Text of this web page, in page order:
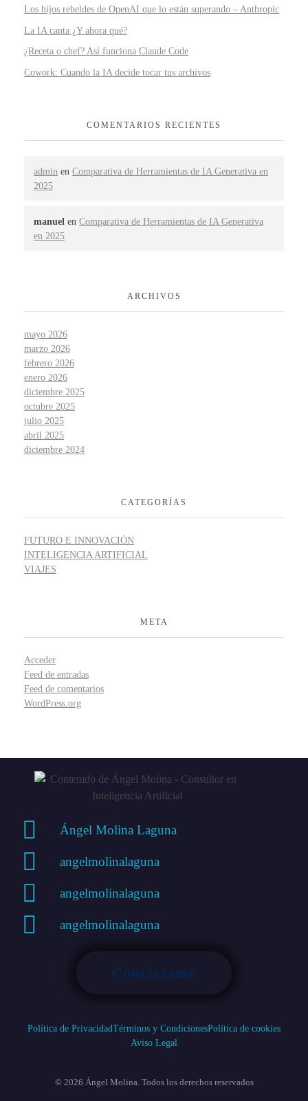
Los hijos rebeldes de OpenAI que lo están superando – Anthropic
La IA canta ¿Y ahora qué?
¿Receta o chef? Así funciona Claude Code
Cowork: Cuando la IA decide tocar tus archivos
COMENTARIOS RECIENTES
admin en Comparativa de Herramientas de IA Generativa en
2025
manuel en Comparativa de Herramientas de IA Generativa
en 2025
ARCHIVOS
mayo 2026
marzo 2026
febrero 2026
enero 2026
diciembre 2025
octubre 2025
julio 2025
abril 2025
diciembre 2024
CATEGORÍAS
FUTURO E INNOVACIÓN
INTELIGENCIA ARTIFICIAL
VIAJES
META
Acceder
Feed de entradas
Feed de comentarios
WordPress.org
Ángel Molina Laguna
angelmolinalaguna
angelmolinalaguna
angelmolinalaguna
Contáctame
Política de PrivacidadTérminos y CondicionesPolítica de cookies
Aviso Legal
© 2026 Ángel Molina. Todos los derechos reservados